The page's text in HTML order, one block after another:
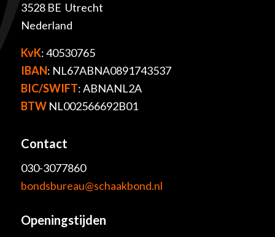
3528 BE Utrecht
Nederland
KvK: 40530765
IBAN: NL67ABNA0891743537
BIC/SWIFT: ABNANL2A
BTWNL002566692B01
Contact
030-3077860
bondsbureau@schaakbond.nl
Openingstijden